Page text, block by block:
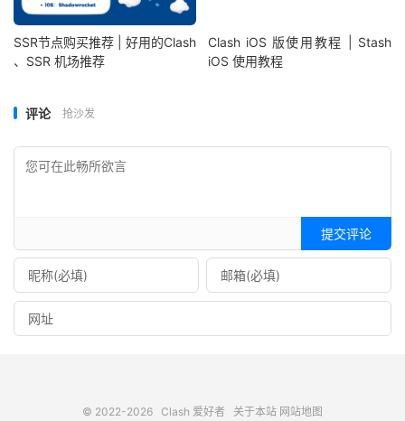
SSR节点购买推荐 | 好用的Clash
、SSR 机场推荐
Clash iOS 版使用教程 | Stash
iOS 使用教程
评论 抢沙发
提交评论
© 2022-2026 Clash 爱好者 关于本站 网站地图